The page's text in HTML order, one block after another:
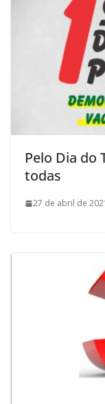
Pelo Dia do
todas
27 de abril de